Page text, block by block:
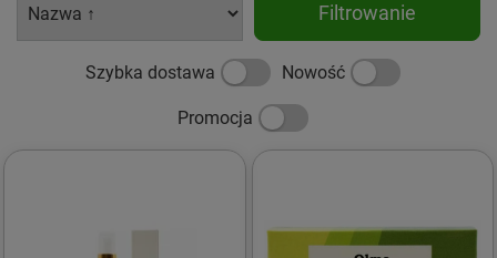
Filtrowanie
Szybka dostawa Nowość
Promocja